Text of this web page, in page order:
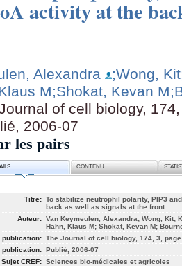
activity at the
Alexandra ;Wong, Kit
M;Shokat, Kevan M
of cell biology,
2006-07
les pairs
CONTENU
Titre: To stabilize neutrophil polarity, PIP3
back as well as signals at the front.
Auteur: Van Keymeulen, Alexandra; Wong, Kit;
Hahn, Klaus M; Shokat, Kevan M;
publication: The Journal of cell biology, 174, 3, page
publication: Publié, 2006-07
Sujet CREF: Sciences bio-médicales et agricoles